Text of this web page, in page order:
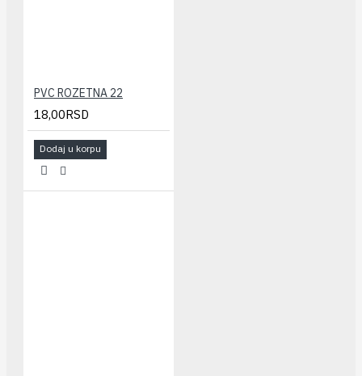
PVC ROZETNA 22
18,00RSD
Dodaj u korpu